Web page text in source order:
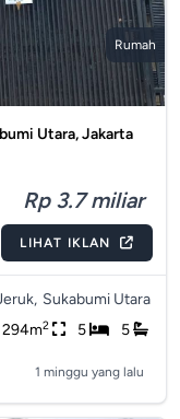
Rumah
Utara, Jakarta
Rp 3.7 miliar
LIHAT IKLAN
Sukabumi Utara
294m2 5 5
1 minggu yang lalu